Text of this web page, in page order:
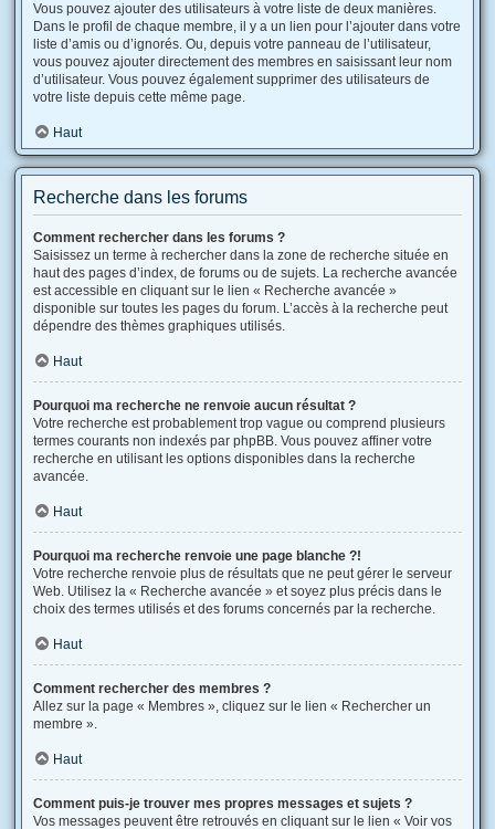
Vous pouvez ajouter des utilisateurs à votre liste de deux manières.
Dans le profil de chaque membre, il y a un lien pour l’ajouter dans votre
liste d’amis ou d’ignorés. Ou, depuis votre panneau de l’utilisateur,
vous pouvez ajouter directement des membres en saisissant leur nom
d’utilisateur. Vous pouvez également supprimer des utilisateurs de
votre liste depuis cette même page.
Haut
Recherche dans les forums
Comment rechercher dans les forums ?
Saisissez un terme à rechercher dans la zone de recherche située en
haut des pages d’index, de forums ou de sujets. La recherche avancée
est accessible en cliquant sur le lien « Recherche avancée »
disponible sur toutes les pages du forum. L’accès à la recherche peut
dépendre des thèmes graphiques utilisés.
Haut
Pourquoi ma recherche ne renvoie aucun résultat ?
Votre recherche est probablement trop vague ou comprend plusieurs
termes courants non indexés par phpBB. Vous pouvez affiner votre
recherche en utilisant les options disponibles dans la recherche
avancée.
Haut
Pourquoi ma recherche renvoie une page blanche ?!
Votre recherche renvoie plus de résultats que ne peut gérer le serveur
Web. Utilisez la « Recherche avancée » et soyez plus précis dans le
choix des termes utilisés et des forums concernés par la recherche.
Haut
Comment rechercher des membres ?
Allez sur la page « Membres », cliquez sur le lien « Rechercher un
membre ».
Haut
Comment puis-je trouver mes propres messages et sujets ?
Vos messages peuvent être retrouvés en cliquant sur le lien « Voir vos